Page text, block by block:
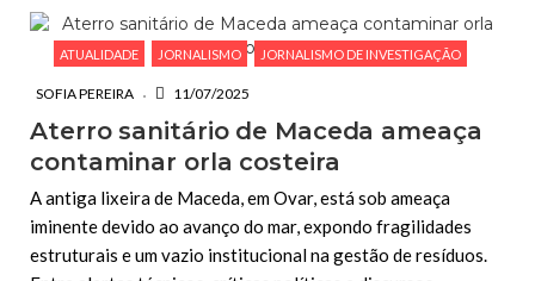
ATUALIDADE JORNALISMO JORNALISMO DE INVESTIGAÇÃO
SOFIA PEREIRA 11/07/2025
Aterro sanitário de Maceda ameaça
contaminar orla costeira
A antiga lixeira de Maceda, em Ovar, está sob ameaça
iminente devido ao avanço do mar, expondo fragilidades
estruturais e um vazio institucional na gestão de resíduos.